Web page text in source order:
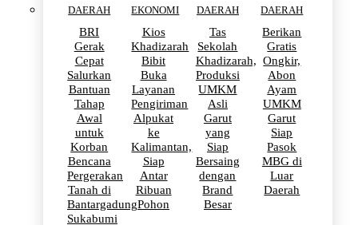
DAERAH
BRI
Gerak
Cepat
Salurkan
Bantuan
Tahap
Awal
untuk
Korban
Bencana
Pergerakan
Tanah di
Bantargadung
Sukabumi
EKONOMI
Kios
Khadizarah
Bibit
Buka
Layanan
Pengiriman
Alpukat
ke
Kalimantan,
Siap
Antar
Ribuan
Pohon
DAERAH
Tas
Sekolah
Khadizarah,
Produksi
UMKM
Asli
Garut
yang
Siap
Bersaing
dengan
Brand
Besar
DAERAH
Berikan
Gratis
Ongkir,
Abon
Ayam
UMKM
Garut
Siap
Pasok
MBG di
Luar
Daerah